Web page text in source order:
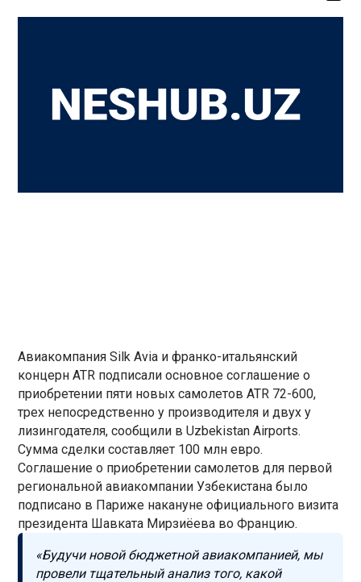
Авиакомпания Silk Avia и франко-итальянский
концерн ATR подписали основное соглашение о
приобретении пяти новых самолетов ATR 72-600,
трех непосредственно у производителя и двух у
лизингодателя, сообщили в Uzbekistan Airports.
Сумма сделки составляет 100 млн евро.
Соглашение о приобретении самолетов для первой
региональной авиакомпании Узбекистана было
подписано в Париже накануне официального визита
президента Шавката Мирзиёева во Францию.
«Будучи новой бюджетной авиакомпанией, мы
провели тщательный анализ того, какой